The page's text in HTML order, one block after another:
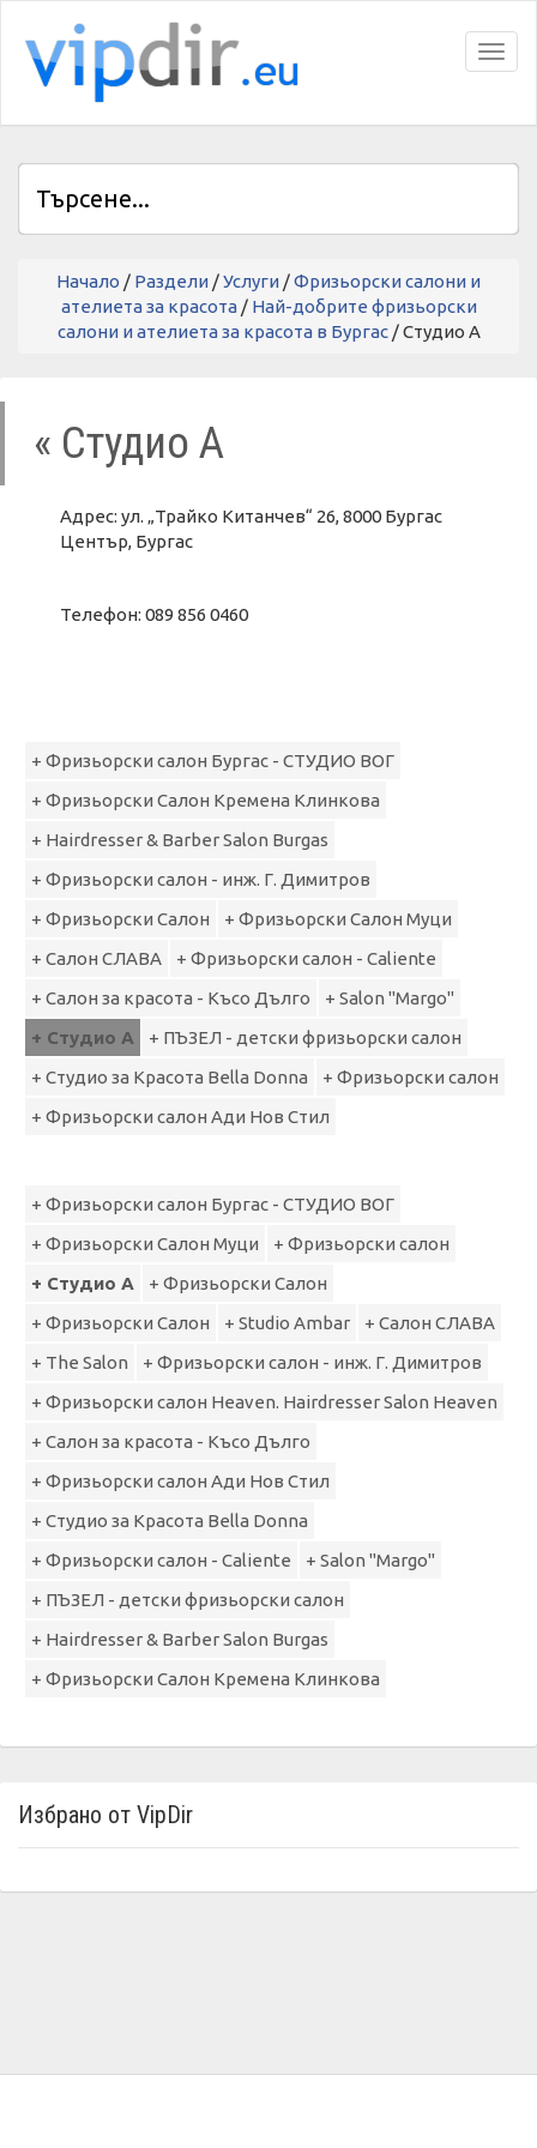
Начало / Раздели /Услуги /Фризьорски салони и
ателиета за красота/ Най-добрите фризьорски
салони и ателиета за красота в Бургас/ Студио А
« Студио А
Адрес: ул. „Трайко Китанчев“ 26, 8000 Бургас
Център, Бургас
Телефон: 089 856 0460
+ Фризьорски салон Бургас - СТУДИО ВОГ
+ Фризьорски Салон Кремена Клинкова
+ Hairdresser & Barber Salon Burgas
+ Фризьорски салон - инж. Г. Димитров
+ Фризьорски Салон
+ Фризьорски Салон Муци
+ Салон СЛАВА
+ Фризьорски салон - Caliente
+ Салон за красота - Късо Дълго
+ Salon "Margo"
+ Студио А
+ ПЪЗЕЛ - детски фризьорски салон
+ Студио за Красота Bella Donna
+ Фризьорски салон
+ Фризьорски салон Ади Нов Стил
+ Фризьорски салон Бургас - СТУДИО ВОГ
+ Фризьорски Салон Муци
+ Фризьорски салон
+ Студио А
+ Фризьорски Салон
+ Фризьорски Салон
+ Studio Ambar
+ Салон СЛАВА
+ The Salon
+ Фризьорски салон - инж. Г. Димитров
+ Фризьорски салон Heaven. Hairdresser Salon Heaven
+ Салон за красота - Късо Дълго
+ Фризьорски салон Ади Нов Стил
+ Студио за Красота Bella Donna
+ Фризьорски салон - Caliente
+ Salon "Margo"
+ ПЪЗЕЛ - детски фризьорски салон
+ Hairdresser & Barber Salon Burgas
+ Фризьорски Салон Кремена Клинкова
Избрано от VipDir